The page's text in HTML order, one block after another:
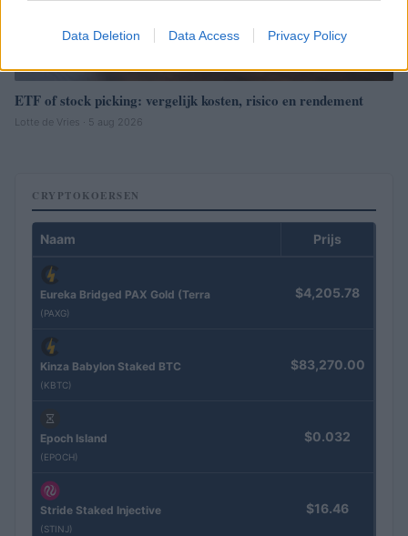
Data Deletion Data Access Privacy Policy
ETF of stock picking: vergelijk kosten, risico en rendement
Lotte de Vries · 5 aug 2026
CRYPTOKOERSEN
Naam Prijs
Eureka Bridged PAX Gold (Terra
(PAXG)
$4,205.78
Kinza Babylon Staked BTC
(KBTC)
$83,270.00
Epoch Island
(EPOCH)
$0.032
Stride Staked Injective
(STINJ)
$16.46